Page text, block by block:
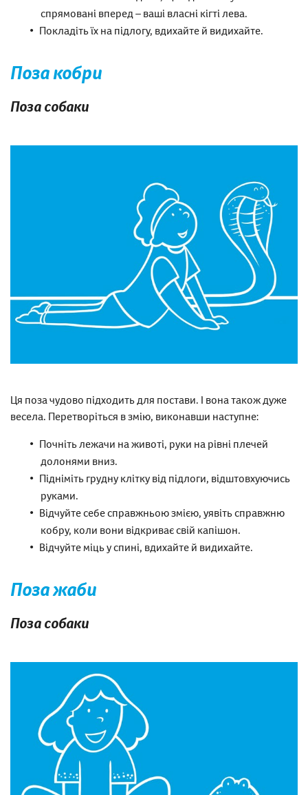
спрямовані вперед – ваші власні кігті лева.
Покладіть їх на підлогу, вдихайте й видихайте.
Поза кобри
Поза собаки
Ця поза чудово підходить для постави. І вона також дуже
весела. Перетворіться в змію, виконавши наступне:
Почніть лежачи на животі, руки на рівні плечей
долонями вниз.
Підніміть грудну клітку від підлоги, відштовхуючись
руками.
Відчуйте себе справжньою змією, уявіть справжню
кобру, коли вони відкриває свій капішон.
Відчуйте міць у спині, вдихайте й видихайте.
Поза жаби
Поза собаки